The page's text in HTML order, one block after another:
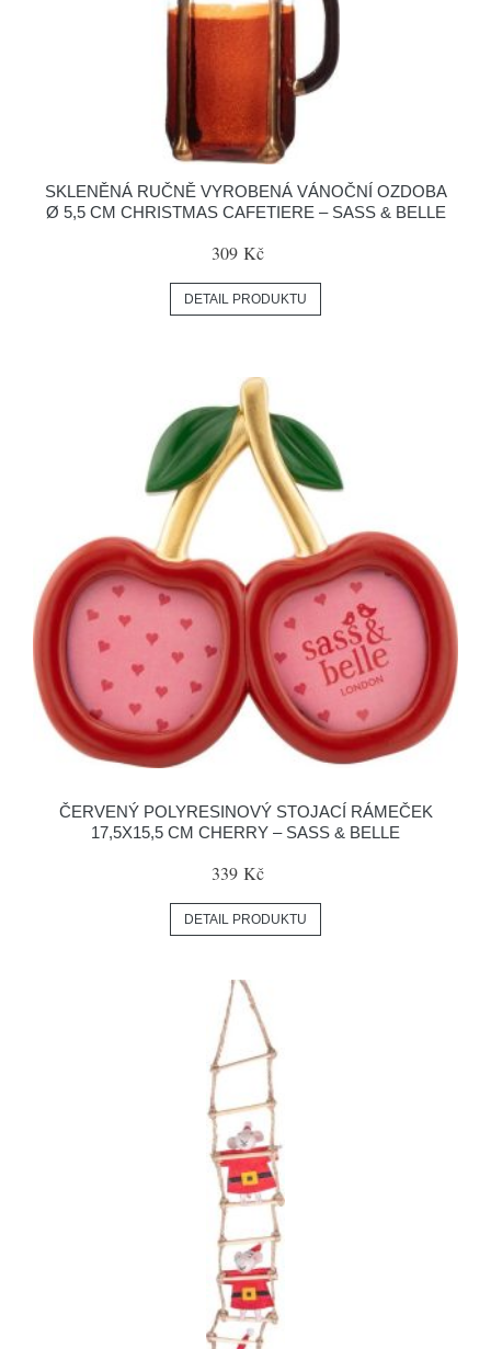
SKLENĚNÁ RUČNĚ VYROBENÁ VÁNOČNÍ OZDOBA
Ø 5,5 CM CHRISTMAS CAFETIERE – SASS & BELLE
309 Kč
DETAIL PRODUKTU
ČERVENÝ POLYRESINOVÝ STOJACÍ RÁMEČEK
17,5X15,5 CM CHERRY – SASS & BELLE
339 Kč
DETAIL PRODUKTU